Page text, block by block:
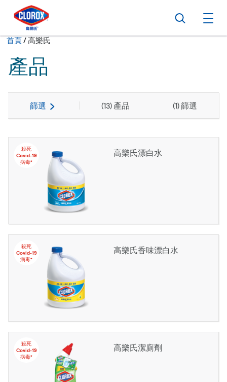
跳到主導航
跳轉至內容
跳到頁尾
搜尋
首頁/現在:
高樂氏
產品
篩選 (13) 產品 (1) 篩選
殺死
Covid-19
病毒*
高樂氏漂白水
殺死
Covid-19
病毒*
高樂氏香味漂白水
殺死
Covid-19
病毒*
高樂氏潔廁劑